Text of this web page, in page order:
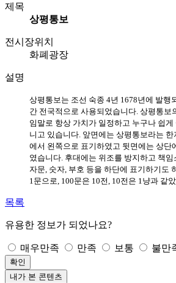
제목
상평통보
전시장위치
화폐광장
설명
상평통보는 조선 숙종 4년 1678년에 발행
간 전국적으로 사용되었습니다 상평통보
임말로 항상 가치가 일정하고 누구나 쉽
니고 있습니다 앞면에는 상평통보라는 한
에서 왼쪽으로 표기하였고 뒷면에는 상단
였습니다 후대에는 위조를 방지하고 책
자문 숫자 부호 등을 하단에 표기하기도
1 문으로 , 100문은 10전 , 10전은 1 냥과 같
목록
유용한 정보가 되었나요?
매우만족 만족 보통 불만
확인
내가 본 콘텐츠